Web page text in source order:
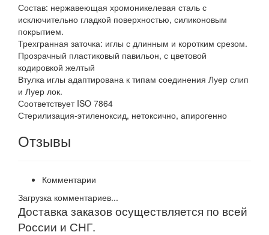
Состав: нержавеющая хромоникелевая сталь с
исключительно гладкой поверхностью, силиконовым
покрытием.
Трехгранная заточка: иглы с длинным и коротким срезом.
Прозрачный пластиковый павильон, с цветовой
кодировкой желтый
Втулка иглы адаптирована к типам соединения Луер слип
и Луер лок.
Соответствует ISO 7864
Стерилизация-этиленоксид, нетоксично, апирогенно
Отзывы
Комментарии
Загрузка комментариев...
Доставка заказов осуществляется по всей
России и СНГ.